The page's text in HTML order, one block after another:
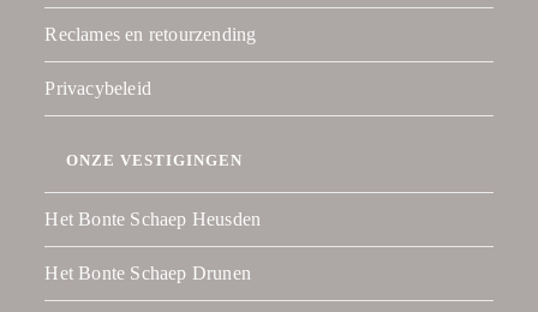
Reclames en retourzending
Privacybeleid
ONZE VESTIGINGEN
Het Bonte Schaep Heusden
Het Bonte Schaep Drunen